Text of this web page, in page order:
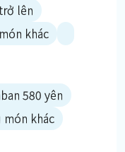
lên
khác
580 yên
món khác